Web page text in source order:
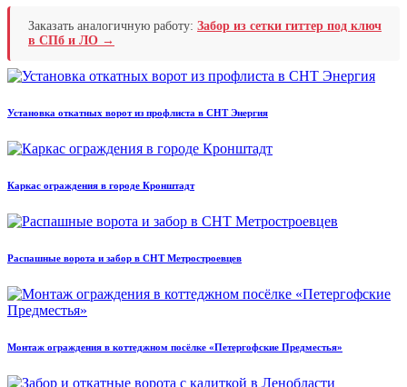
Заказать аналогичную работу: Забор из сетки гиттер под ключ
в СПб и ЛО →
Установка откатных ворот из профлиста в СНТ Энергия
Каркас ограждения в городе Кронштадт
Распашные ворота и забор в СНТ Метростроевцев
Монтаж ограждения в коттеджном посёлке «Петергофские Предместья»